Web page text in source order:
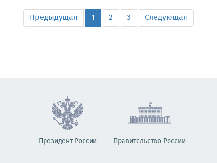
Предыдущая 1 2 3 Следующая
Президент России Правительство России